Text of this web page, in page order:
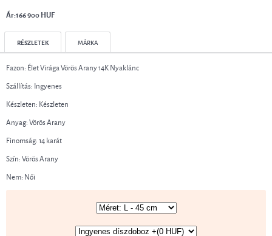
Ár:166 900 HUF
RÉSZLETEK MÁRKA
Fazon: Élet Virága Vörös Arany 14K Nyaklánc
Szállítás: Ingyenes
Készleten: Készleten
Anyag: Vörös Arany
Finomság: 14 karát
Szín: Vörös Arany
Nem: Női